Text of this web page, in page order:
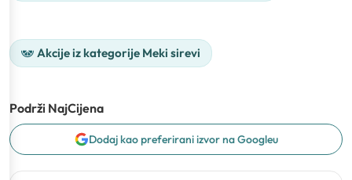
Akcije iz kategorije Meki sirevi
Podrži NajCijena
Dodaj kao preferirani izvor na Googleu